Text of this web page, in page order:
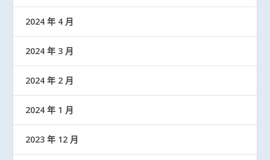
2024 年 4 月
2024 年 3 月
2024 年 2 月
2024 年 1 月
2023 年 12 月